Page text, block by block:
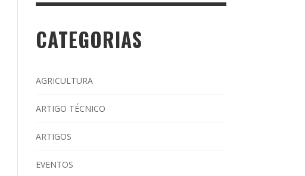
CATEGORIAS
AGRICULTURA
ARTIGO TÉCNICO
ARTIGOS
EVENTOS